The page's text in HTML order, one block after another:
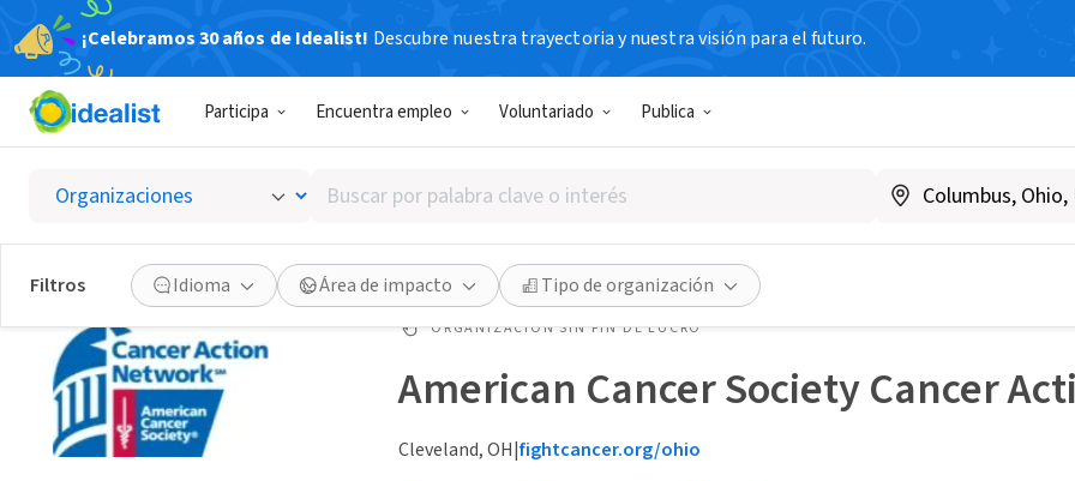
¡Celebramos 30 años de Idealist! Descubre nuestra trayectoria y nuestra visión para el futuro.
Participa Encuentra empleo Voluntariado Publica
Buscar
por
palabra
clave
o
interés
Filtros Idioma Área de impacto Tipo de organización
ORGANIZACIÓN SIN FIN DE LUCRO
American Cancer Society Cancer
Cleveland, OH|fightcancer.org/ohio